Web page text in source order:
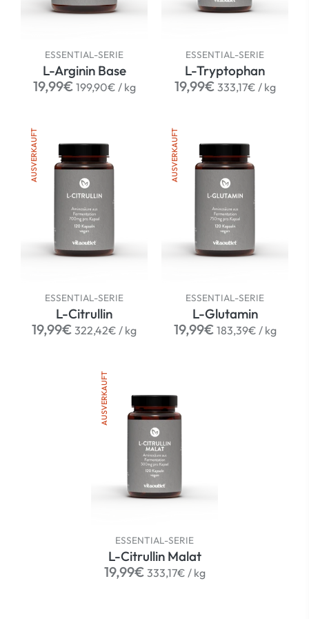
ESSENTIAL-SERIE
L-Arginin Base
Normaler
19,99€ 199,90€ / per
kg
ESSENTIAL-SERIE
L-Tryptophan
Normaler
19,99€ 333,17€ / per
kg
AUSVERKAUFT
ESSENTIAL-SERIE
L-Citrullin
Normaler
19,99€ 322,42€ / per
kg
AUSVERKAUFT
ESSENTIAL-SERIE
L-Glutamin
Normaler
19,99€ 183,39€ / per
kg
AUSVERKAUFT
ESSENTIAL-SERIE
L-Citrullin Malat
Normaler
19,99€ 333,17€ / per
kg